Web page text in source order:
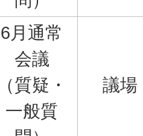
6月通常
会議
（質疑・
一般質
議場